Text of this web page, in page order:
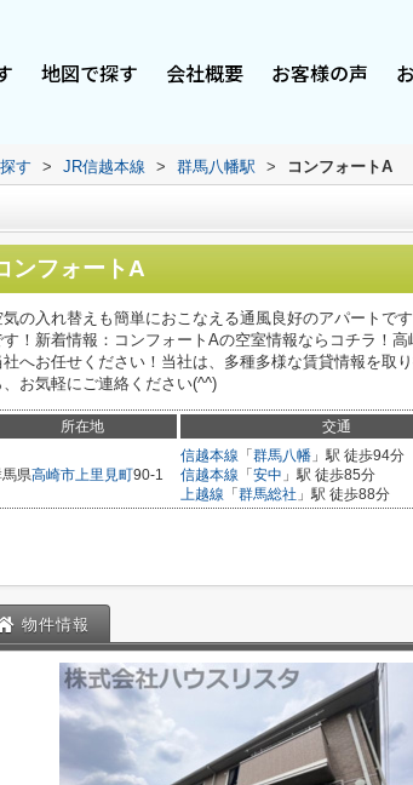
地図で探す 会社概要 お客様の声
す > JR信越本線 > 群馬八幡駅 > コンフォートA
ンフォートA
気の入れ替えも簡単におこなえる通風良好のアパートで
す！新着情報：コンフォートAの空室情報ならコチラ！
社へお任せください！当社は、多種多様な賃貸情報を取
、お気軽にご連絡ください(^^)
所在地 交通
県高崎市上里見町90-1
信越本線 「 群馬八幡 」駅 徒歩94分
信越本線 「 安中 」駅 徒歩85分
上越線 「 群馬総社 」駅 徒歩88分
物件情報